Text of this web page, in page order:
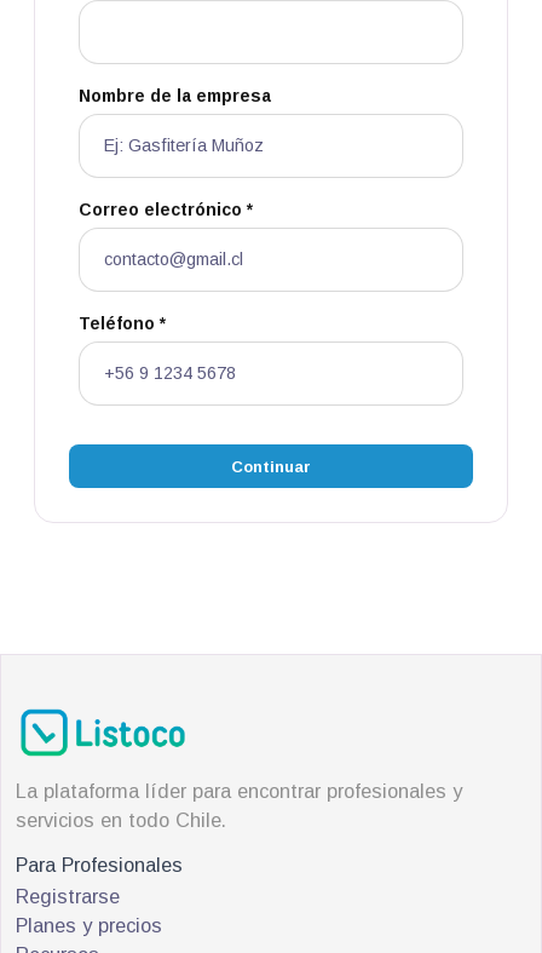
Nombre de la empresa
Correo electrónico *
Teléfono *
Continuar
La plataforma líder para encontrar profesionales y
servicios en todo Chile.
Para Profesionales
Registrarse
Planes y precios